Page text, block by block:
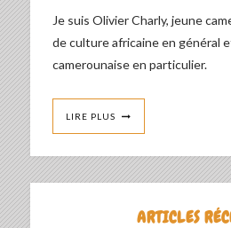
Je suis Olivier Charly, jeune
de culture africaine en général
camerounaise en particulier.
LIRE PLUS
ARTICLES